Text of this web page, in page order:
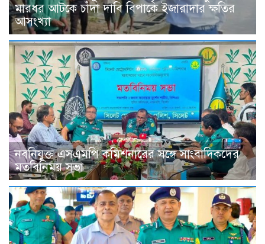
মারধর আটকে চাঁদা দাবি বিপাকে ইজারাদার ক্ষতির
আসংখ্যা
নবনিযুক্ত এসএমপি কমিশনারের সঙ্গে সাংবাদিকদের
মতবিনিময় সভা